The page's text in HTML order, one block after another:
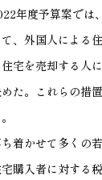
年度予算案では
、外国人による
宅を売却する人
た。これらの措
着かせて多くの
購入者に対する